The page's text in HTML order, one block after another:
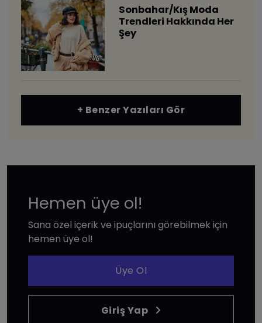
Sonbahar/Kış Moda
Trendleri Hakkında Her
Şey
+ Benzer Yazıları Gör
Hemen üye ol!
Sana özel içerik ve ipuçlarını görebilmek için
hemen üye ol!
Üye Ol
Giriş Yap